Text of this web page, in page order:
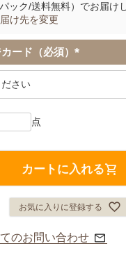
ック/送料無料） でお届け
け先を変更
ード（必須）
(
カートに入れる
お気に入りに登録する
のお問い合わせ